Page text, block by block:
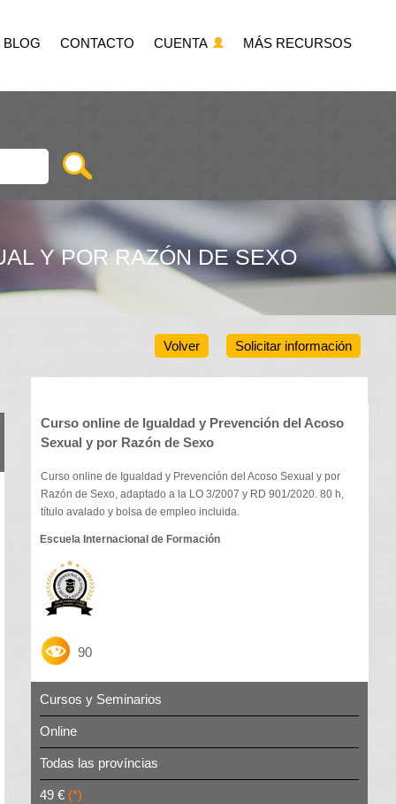
BLOG CONTACTO CUENTA MÁS RECURSOS
Y POR RAZÓN DE SEXO
Solicitar información
Volver
Curso online de Igualdad y Prevención del Acoso
Sexual y por Razón de Sexo
Curso online de Igualdad y Prevención del Acoso Sexual y por
Razón de Sexo, adaptado a la LO 3/2007 y RD 901/2020. 80 h,
título avalado y bolsa de empleo incluida.
Escuela Internacional de Formación
90
Cursos y Seminarios
Online
Todas las províncias
49 € (*)